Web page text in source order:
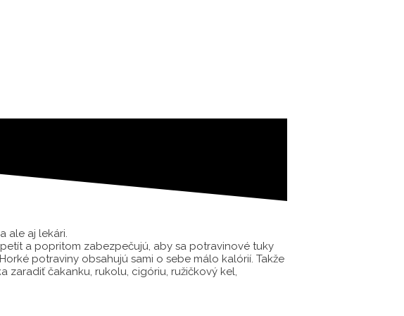
ale aj lekári.
a popritom zabezpečujú, aby sa potravinové tuky
potraviny obsahujú sami o sebe málo kalórií. Takže
čakanku, rukolu, cigóriu, ružičkový kel,